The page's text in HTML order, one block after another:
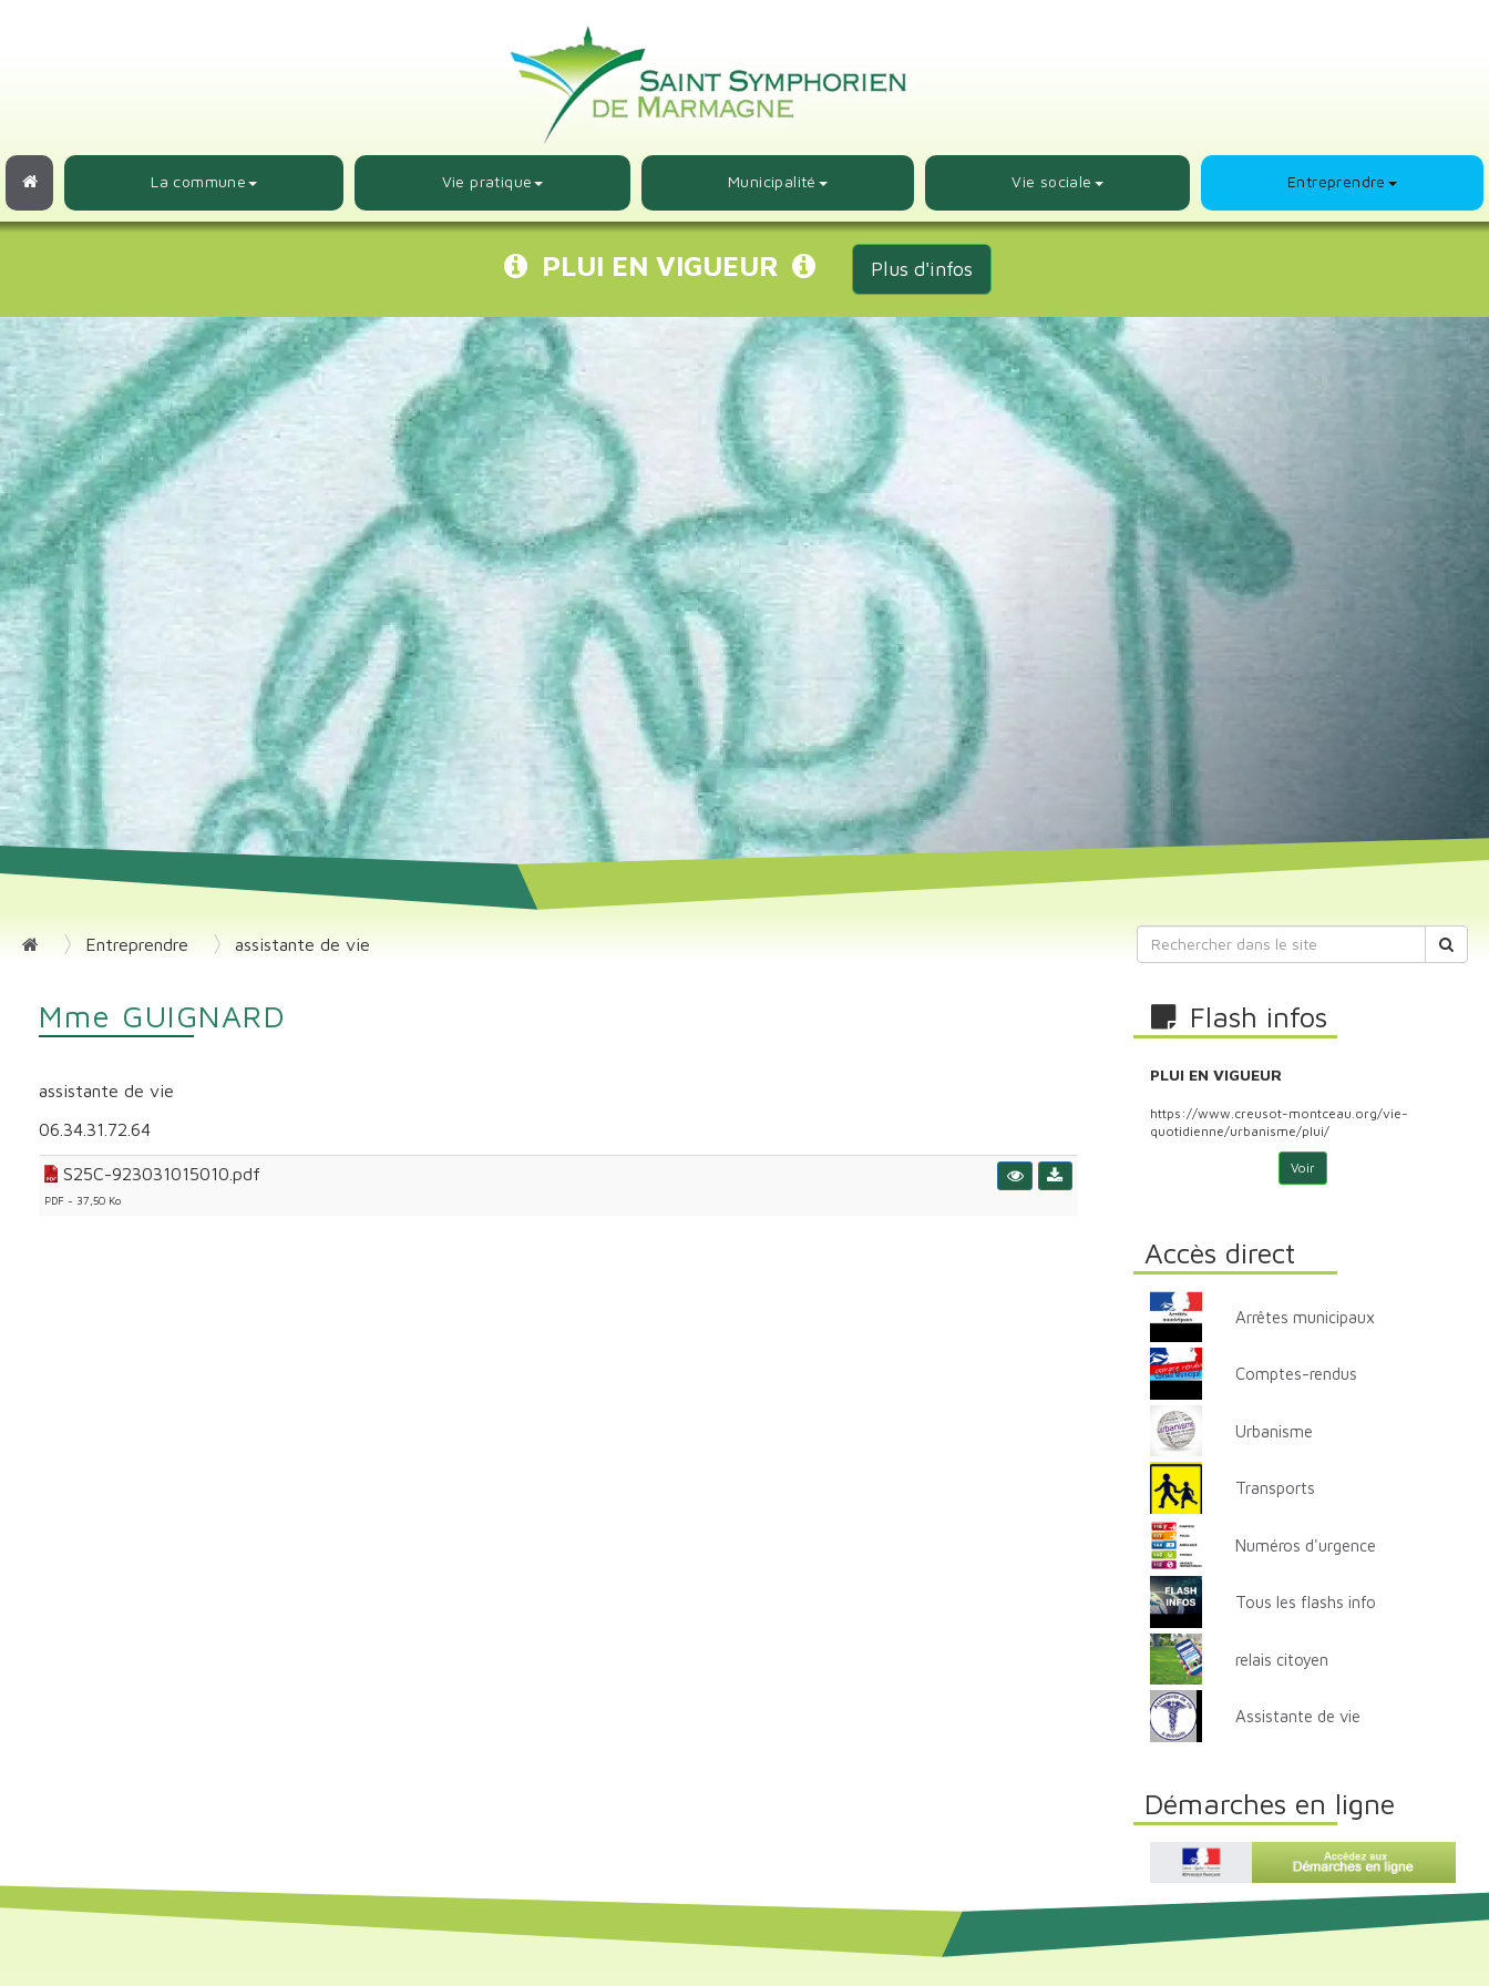
La commune Vie pratique Municipalité Vie sociale Entreprendre
PLUI EN VIGUEUR Plus d'infos
Entreprendre assistante de vie
Mme GUIGNARD
assistante de vie
06.34.31.72.64
S25C-923031015010.pdf
PDF - 37,50 Ko
Flash infos
PLUI EN VIGUEUR
https://www.creusot-montceau.org/vie-
quotidienne/urbanisme/plui/
Voir
Accès direct
Arrêtes municipaux
Comptes-rendus
Urbanisme
Transports
Numéros d'urgence
Tous les flashs info
relais citoyen
Assistante de vie
Démarches en ligne